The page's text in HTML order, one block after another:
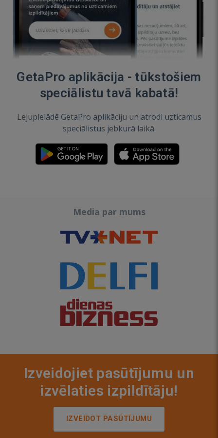
GetaPro aplikācija - tūkstošiem
speciālistu tavā kabatā!
Lejupielādē GetaPro aplikāciju un atrodi uzticamus
speciālistus jebkurā laikā.
Media par mums
Izveidojiet pasūtījumu un
izvēlaties izpildītāju!
IZVEIDOT PASŪTĪJUMU